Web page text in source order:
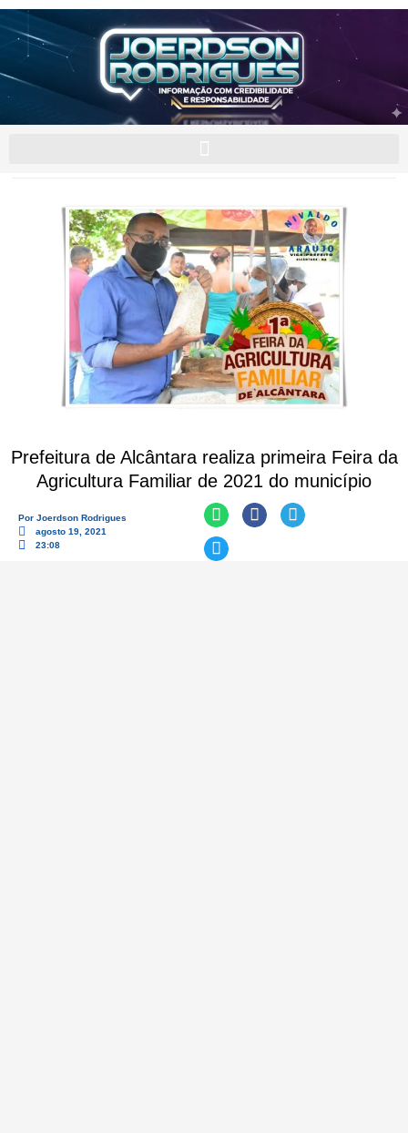
Prefeitura de Alcântara realiza primeira Feira da
Agricultura Familiar de 2021 do município
Por Joerdson Rodrigues
agosto 19, 2021
23:08